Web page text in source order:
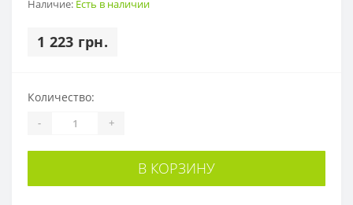
Наличие: Есть в наличии
1 223 грн.
Количество:
- +
В КОРЗИНУ